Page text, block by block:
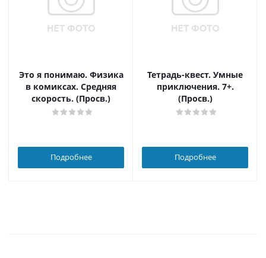
Это я понимаю. Физика
в комиксах. Средняя
скорость. (Просв.)
Подробнее
Тетрадь-квест. Умные
приключения. 7+.
(Просв.)
Подробнее